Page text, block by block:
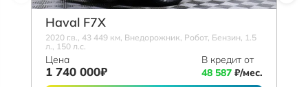
Haval F7X
2020 г.в., 43 449 км, Внедорожник, Робот, Бензин, 1.5
л., 150 л.с.
Цена
1 740 000₽
В кредит от
48 587 ₽/мес.